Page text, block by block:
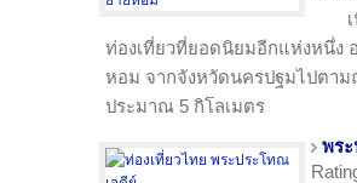
ท่องเที่ยวที่ยอดนิยมอีกแห่งหนึ่ง
หอม จากจังหวัดนครปฐมไปตาม
ประมาณ 5 กิโลเมตร
พร